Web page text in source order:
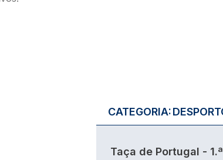
CATEGORIA:
Taça de Portugal - 1.ª